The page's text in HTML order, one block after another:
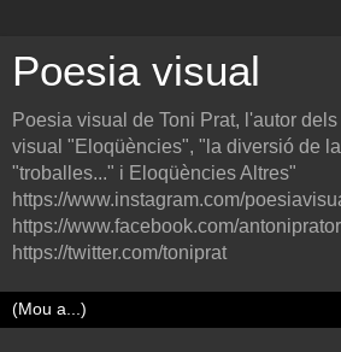
Poesia visual
Poesia visual de Toni Prat, l'autor
visual "Eloqüències", "la diversió de
"troballes..." i Eloqüències Altres"
https://www.instagram.com/
https://www.facebook.com/
https://twitter.com/toniprat